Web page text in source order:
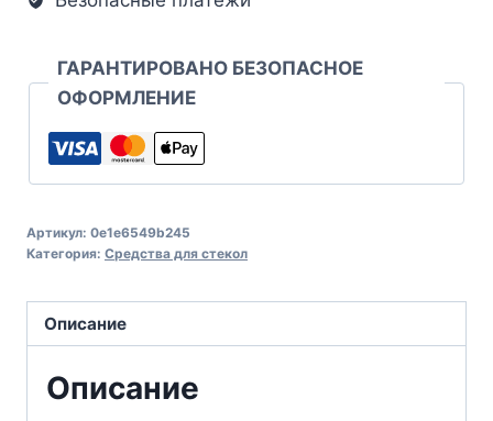
ГАРАНТИРОВАНО БЕЗОПАСНОЕ
ОФОРМЛЕНИЕ
Артикул: 0e1e6549b245
Категория: Средства для стекол
Описание
Описание